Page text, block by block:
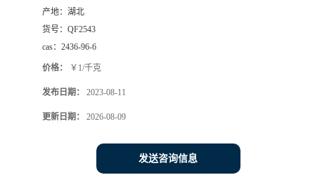
产地： 湖北
货号： QF2543
cas： 2436-96-6
价格： ￥1/千克
发布日期： 2023-08-11
更新日期： 2026-08-09
发送咨询信息